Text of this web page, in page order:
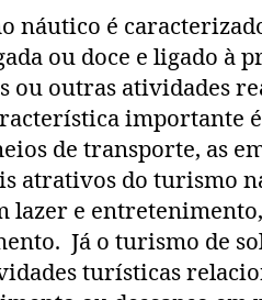
náutico é
ou doce e ligado à
ou outras atividades
importante
de transporte, as
atrativos do turismo
lazer e
Já o turismo de
turísticas